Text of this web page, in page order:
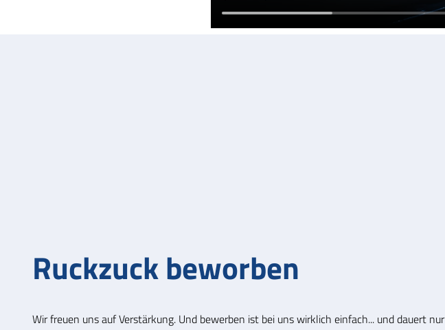
Ruckzuck beworben
Wir freuen uns auf Verstärkung. Und bewerben ist bei uns wirklich einfach... und dauert nur